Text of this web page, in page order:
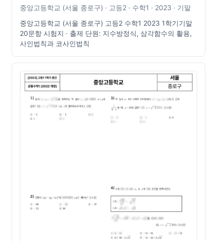
중앙고등학교 (서울 종로구) · 고등2 · 수학1 · 2023 · 기말
중앙고등학교 (서울 종로구) 고등2 수학1 2023 1학기기말
20문항 시험지 · 출제 단원: 지수방정식, 삼각함수의 활용,
사인법칙과 코사인법칙